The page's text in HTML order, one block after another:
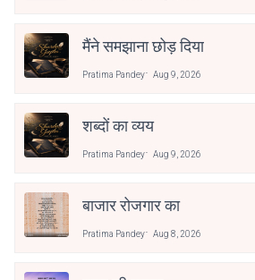
मैंने समझाना छोड़ दिया
Pratima Pandey Aug 9, 2026
शब्दों का व्यय
Pratima Pandey Aug 9, 2026
बाजार रोजगार का
Pratima Pandey Aug 8, 2026